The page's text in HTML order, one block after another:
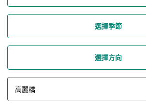
選擇季節
選擇方向